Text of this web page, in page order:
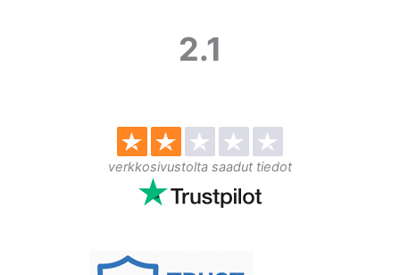
2.1
verkkosivustolta saadut tiedot